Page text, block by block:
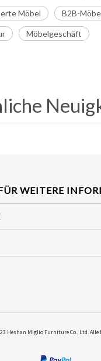
Möbel B2B-
Möbelgeschäft
WEITERE
Heshan Miglio Furniture Co., Ltd. Alle